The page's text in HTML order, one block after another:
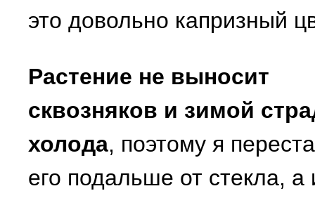
это довольно капризный
Растение не выносит
сквозняков и зимой
холода, поэтому я
его подальше от стекла, а